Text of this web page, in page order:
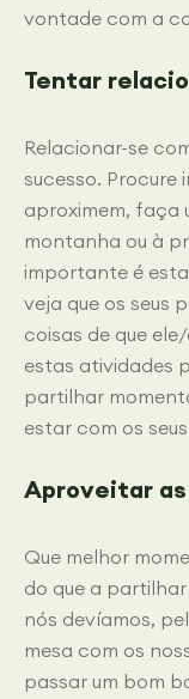
vontade com a
Tentar
Relacionar-se
sucesso. Procure
aproximem, faça
montanha ou à
importante é
veja que os seus
coisas de que
estas atividades
partilhar
estar com os
Aproveitar
Que melhor
do que a
nós devíamos,
mesa com os
passar um bom